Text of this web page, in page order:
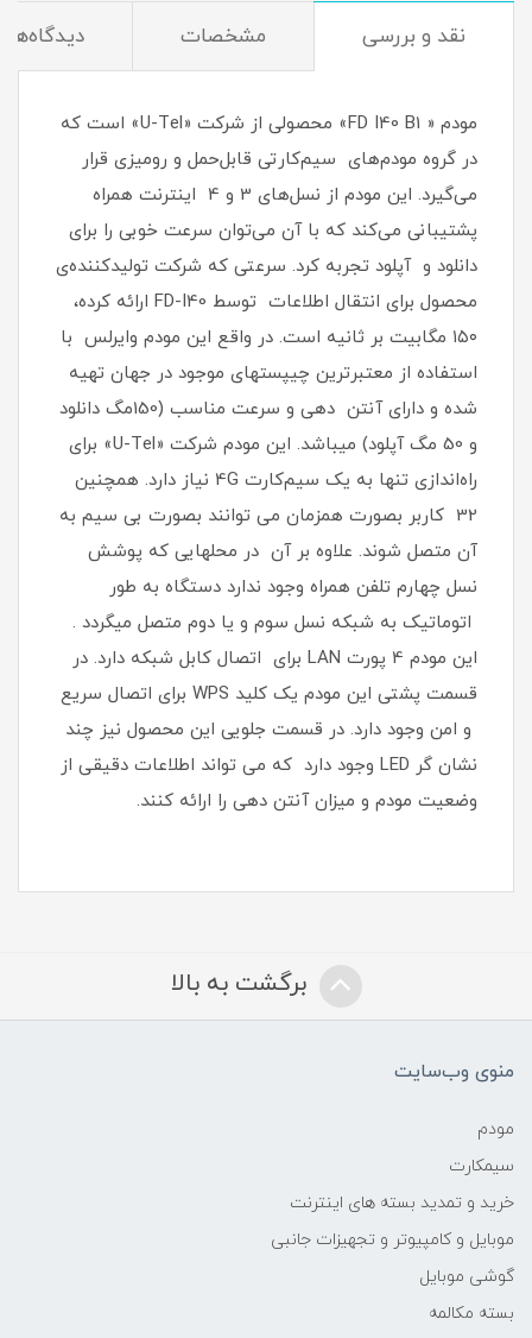
نقد و بررسی مشخصات دیدگاه‌ها
مودم « FD I40 B1» محصولی از شرکت «U-Tel» است که
در گروه مودم‌های سیم‌کارتی قابل‌حمل و رومیزی قرار
می‌گیرد. این مودم از نسل‌های 3 و 4 اینترنت همراه
پشتیبانی می‌کند که با آن می‌توان سرعت خوبی را برای
دانلود و آپلود تجربه کرد. سرعتی ‌که شرکت تولیدکننده‌ی
محصول برای انتقال اطلاعات توسط FD-I40 ارائه کرده،
۱۵۰ مگابیت بر ثانیه است. در واقع این مودم وایرلس با
استفاده از معتبرترین چیپستهای موجود در جهان تهیه
شده و دارای آنتن دهی و سرعت مناسب (150مگ دانلود
و 50 مگ آپلود) میباشد. این مودم شرکت «U-Tel» برای
راه‌اندازی تنها به یک سیم‌کارت 4G نیاز دارد. همچنین
32 کاربر بصورت همزمان می توانند بصورت بی سیم به
آن متصل شوند. علاوه بر آن در محلهایی که پوشش
نسل چهارم تلفن همراه وجود ندارد دستگاه به طور
اتوماتیک به شبکه نسل سوم و یا دوم متصل میگردد .
این مودم 4 پورت LAN برای اتصال کابل شبکه دارد. در
قسمت پشتی این مودم یک کلید WPS برای اتصال سریع
و امن وجود دارد. در قسمت جلویی این محصول نیز چند
نشان گر LED وجود دارد که می تواند اطلاعات دقیقی از
وضعیت مودم و میزان آنتن دهی را ارائه کنند.
برگشت به بالا
منوی وب‌سایت
مودم
سیمکارت
خرید و تمدید بسته های اینترنت
موبایل و کامپیوتر و تجهیزات جانبی
گوشی موبایل
بسته مکالمه